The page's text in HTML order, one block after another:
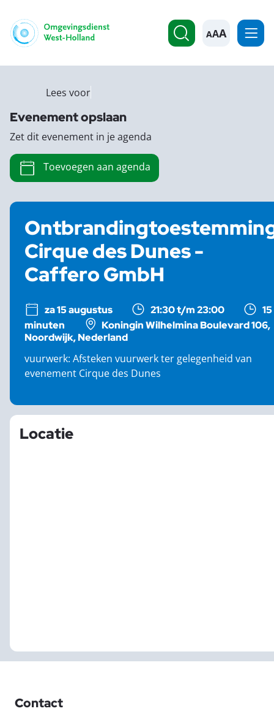
A
Cirque des Dunes -
Caffero GmbH
za 15 augustus 21:30 t/m 23:00
15
minuten
Koningin Wilhelmina Boulevard 106,
Noordwijk, Nederland
vuurwerk: Afsteken vuurwerk ter gelegenheid van
evenement Cirque des Dunes
Locatie
Lees voor
Evenement opslaan
Zet dit evenement in je agenda
Toevoegen aan agenda
Contact